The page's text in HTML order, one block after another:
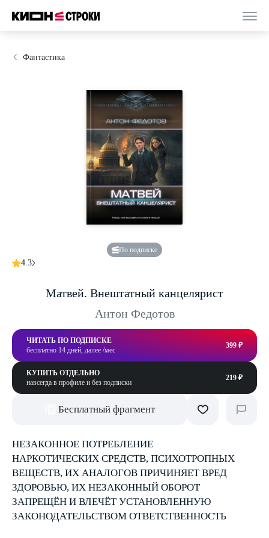
Фантастика
По подписке
4.3
Матвей. Внештатный канцелярист
Антон Федотов
ЧИТАТЬ ПО ПОДПИСКЕ
бесплатно 14 дней, далее /мес
399 ₽
КУПИТЬ ОТДЕЛЬНО
навсегда в профиле и без подписки
219 ₽
Бесплатный фрагмент
НЕЗАКОННОЕ ПОТРЕБЛЕНИЕ
НАРКОТИЧЕСКИХ СРЕДСТВ, ПСИХОТРОПНЫХ
ВЕЩЕСТВ, ИХ АНАЛОГОВ ПРИЧИНЯЕТ ВРЕД
ЗДОРОВЬЮ, ИХ НЕЗАКОННЫЙ ОБОРОТ
ЗАПРЕЩЁН И ВЛЕЧЁТ УСТАНОВЛЕННУЮ
ЗАКОНОДАТЕЛЬСТВОМ ОТВЕТСТВЕННОСТЬ